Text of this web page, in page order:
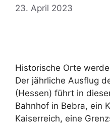
23. April 2023
Historische Orte
Der jährliche Ausflug
(Hessen) führt in
Bahnhof in Bebra, ein
Kaiserreich, eine